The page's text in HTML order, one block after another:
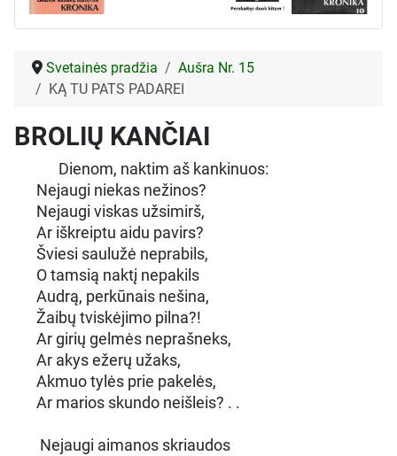
Svetainės pradžia
Aušra Nr. 15
KĄ TU PATS PADAREI
BROLIŲ KANČIAI
Dienom, naktim aš kankinuos:
Nejaugi niekas nežinos?
Nejaugi viskas užsimirš,
Ar iškreiptu aidu pavirs?
Šviesi saulužė neprabils,
O tamsią naktį nepakils
Audrą, perkūnais nešina,
Žaibų tviskėjimo pilna?!
Ar girių gelmės neprašneks,
Ar akys ežerų užaks,
Akmuo tylės prie pakelės,
Ar marios skundo neišleis? . .
Nejaugi aimanos skriaudos